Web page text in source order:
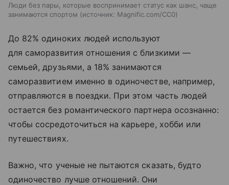
Люди без пары, которые воспринимает статус как шанс, чаще
занимаются спортом
источник: Magnific.com/CC0
До 82% одиноких людей используют
для саморазвития отношения с близкими —
семьей, друзьями, а 18% занимаются
саморазвитием именно в одиночестве, например,
отправляются в поездки. При этом часть людей
остается без романтического партнера осознанно:
чтобы сосредоточиться на карьере, хобби или
путешествиях.
Важно, что ученые не пытаются сказать, будто
одиночество лучше отношений. Они